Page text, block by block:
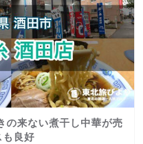
の来ない煮干し中華が売
も良好